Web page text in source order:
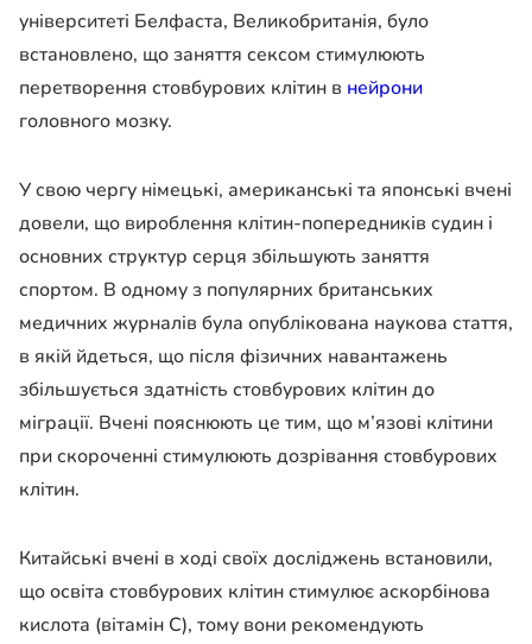
університеті Белфаста, Великобританія, було
встановлено, що заняття сексом стимулюють
перетворення стовбурових клітин в нейрони
головного мозку.
У свою чергу німецькі, американські та японські вчені
довели, що вироблення клітин-попередників судин і
основних структур серця збільшують заняття
спортом. В одному з популярних британських
медичних журналів була опублікована наукова стаття,
в якій йдеться, що після фізичних навантажень
збільшується здатність стовбурових клітин до
міграції. Вчені пояснюють це тим, що м’язові клітини
при скороченні стимулюють дозрівання стовбурових
клітин.
Китайські вчені в ході своїх досліджень встановили,
що освіта стовбурових клітин стимулює аскорбінова
кислота (вітамін С), тому вони рекомендують